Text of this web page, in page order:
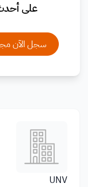
على
سجل الآن
UNV